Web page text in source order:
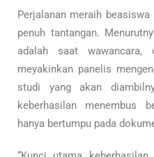
Perjalanan meraih
penuh tantangan.
adalah saat
meyakinkan panelis
studi yang akan
keberhasilan menembus
hanya bertumpu pada